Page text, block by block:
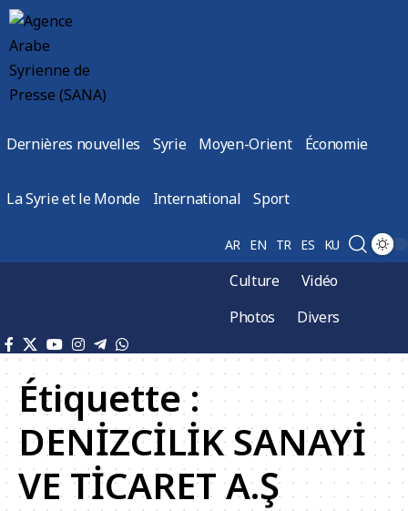
Dernières nouvelles Syrie Moyen-Orient Économie
La Syrie et le Monde International Sport
AR EN TR ES KU
Culture
Vidéo
Photos
Divers
Étiquette :
DENİZCİLİK SANAYİ
VE TİCARET A.Ş